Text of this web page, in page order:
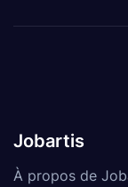
Jobartis
À propos de